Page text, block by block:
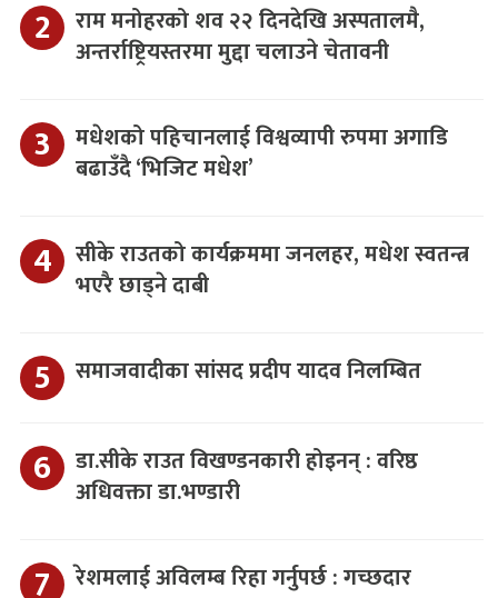
राम मनोहरको शव २२ दिनदेखि अस्पतालमै,
अन्तर्राष्ट्रियस्तरमा मुद्दा चलाउने चेतावनी
मधेशको पहिचानलाई विश्वव्यापी रुपमा अगाडि
बढाउँदै ‘भिजिट मधेश’
सीके राउतको कार्यक्रममा जनलहर, मधेश स्वतन्त्र
भएरै छाड्ने दाबी
समाजवादीका सांसद प्रदीप यादव निलम्बित
डा.सीके राउत विखण्डनकारी होइनन् : वरिष्ठ
अधिवक्ता डा.भण्डारी
रेशमलाई अविलम्ब रिहा गर्नुपर्छ : गच्छदार